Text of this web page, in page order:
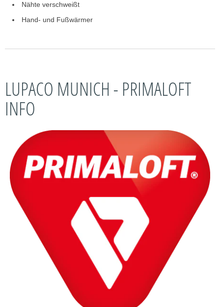
Nähte verschweißt
Hand- und Fußwärmer
LUPACO MUNICH - PRIMALOFT
INFO